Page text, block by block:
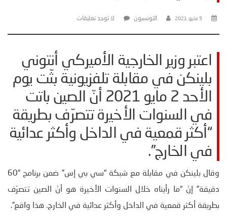
5 مايو، 2021 التونسيون لا توجد تعليقات
اعتبر وزير الخارجية الأميركي أنتوني
بلينكن في مقابلة تلفزيونية بثّت يوم
الأحد 2 مايو 2021 أنّ الصين باتت
في السنوات الأخيرة تتصرّف بطريقة
“أكثر قمعية في الداخل وأكثر عدائية
في الخارج”.
وقال بلينكن في مقابلة مع شبكة “سي بي إس” ضمن برنامج “60
دقيقة” إنّ “ما رأيناه خلال السنوات الأخيرة هو أنّ الصين تتصرّف
بطريقة أكثر قمعية في الداخل وأكثر عدائية في الخارج. هذا واقع”.